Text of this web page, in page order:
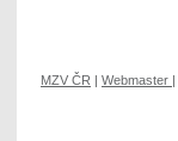
MZV ČR | Webmaster |